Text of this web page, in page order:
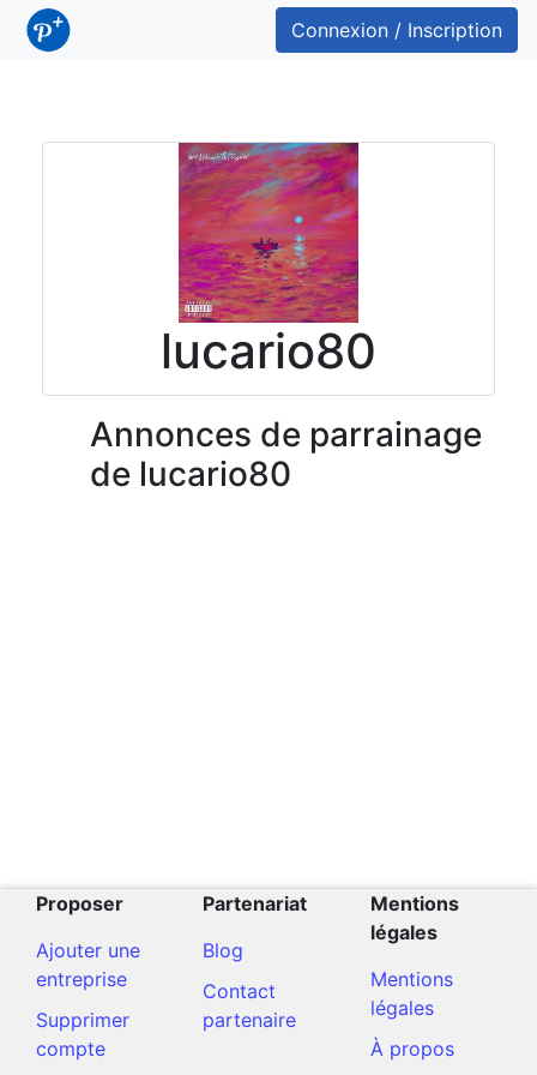
Connexion / Inscription
lucario80
Annonces de parrainage
de lucario80
Proposer
Ajouter une
entreprise
Supprimer
compte
Partenariat
Blog
Contact
partenaire
Mentions
légales
Mentions
légales
À propos